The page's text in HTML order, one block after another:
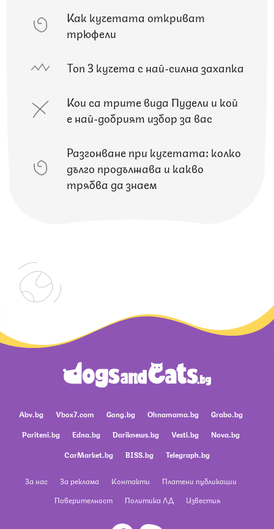
Как кучетата откриват
трюфели
Топ 3 кучета с най-силна захапка
Кои са трите вида Пудели и кой
е най-добрият избор за вас
Разгонване при кучетата: колко
дълго продължава и какво
трябва да знаем
Abv.bg Vbox7.com Gong.bg Ohnamama.bg
Grabo.bg
Pariteni.bg
Edna.bg Dariknews.bg Vesti.bg
Nova.bg
CarMarket.bg
BISS.bg Telegraph.bg
За нас За реклама Контакти
Платени публикации
Поверителност
Политика ЛД Известия